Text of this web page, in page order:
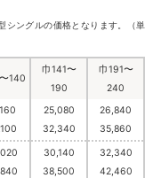
シングルの価格となります。（単
140
巾141〜
190
巾191〜
240
25,080
32,340
26,840
35,860
30,140
38,500
32,340
42,460